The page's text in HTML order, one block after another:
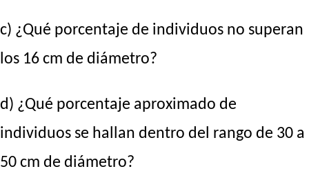
c) ¿Qué porcentaje de individuos no superan
los 16 cm de diámetro?
d) ¿Qué porcentaje aproximado de
individuos se hallan dentro del rango de 30 a
50 cm de diámetro?